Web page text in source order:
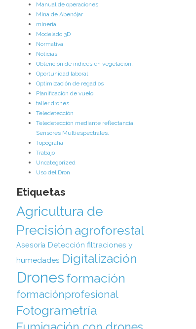
Manual de operaciones
Mina de Abenójar
minería
Modelado 3D
Normativa
Noticias
Obtención de índices en vegetación.
Oportunidad laboral
Optimización de regadios
Planificación de vuelo
taller drones
Teledetección
Teledetección mediante reflectancia.
Sensores Multiespectrales.
Topografía
Trabajo
Uncategorized
Uso del Dron
Etiquetas
Agricultura de
Precisión agroforestal
Asesoría Detección filtraciones y
humedades Digitalización
Drones formación
formaciónprofesional
Fotogrametría